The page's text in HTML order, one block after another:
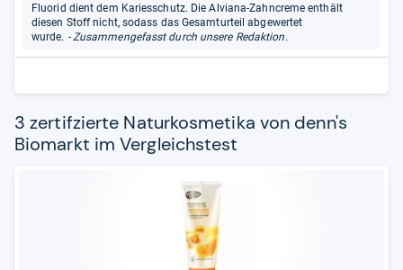
Fluorid dient dem Kariesschutz. Die Alviana-Zahncreme enthält
diesen Stoff nicht, sodass das Gesamturteil abgewertet
wurde. - Zusammengefasst durch unsere Redaktion.
3 zertifzierte Naturkosmetika von denn's
Biomarkt im Vergleichstest